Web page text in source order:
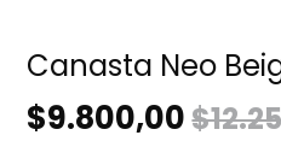
Canasta Neo
$9.800,00